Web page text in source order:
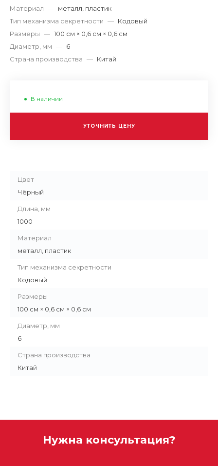
Материал — металл, пластик
Тип механизма секретности — Кодовый
Размеры — 100 см × 0,6 см × 0,6 см
Диаметр, мм — 6
Страна производства — Китай
В наличии
УТОЧНИТЬ ЦЕНУ
Цвет
Чёрный
Длина, мм
1000
Материал
металл, пластик
Тип механизма секретности
Кодовый
Размеры
100 см × 0,6 см × 0,6 см
Диаметр, мм
6
Страна производства
Китай
Нужна консультация?